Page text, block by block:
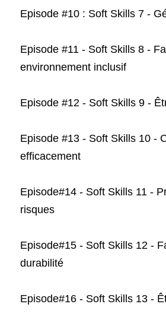
Episode #10 : Soft Skills 7 -
Episode #11 - Soft Skills 8 -
environnement inclusif
Episode #12 - Soft Skills 9 -
Episode #13 - Soft Skills 10 -
efficacement
Episode#14 - Soft Skills 11 -
risques
Episode#15 - Soft Skills 12 -
durabilité
Episode#16 - Soft Skills 13 -